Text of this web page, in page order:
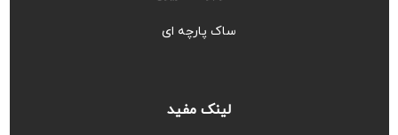
ساک پارچه ای
لینک مفید